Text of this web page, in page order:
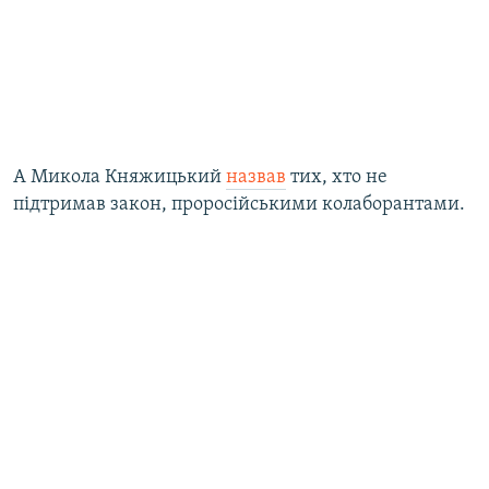
А Микола Княжицький назвав тих, хто не
підтримав закон, проросійськими колаборантами.